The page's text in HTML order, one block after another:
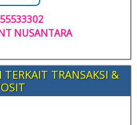
NUSANTARA
TRANSAKSI &